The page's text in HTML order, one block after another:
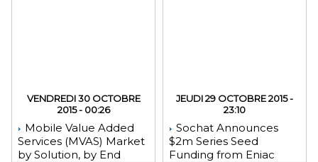
VENDREDI 30 OCTOBRE
2015 - 00:26
Mobile Value Added
Services (MVAS) Market
by Solution, by End
JEUDI 29 OCTOBRE 2015 -
23:10
Sochat Announces
$2m Series Seed
Funding from Eniac